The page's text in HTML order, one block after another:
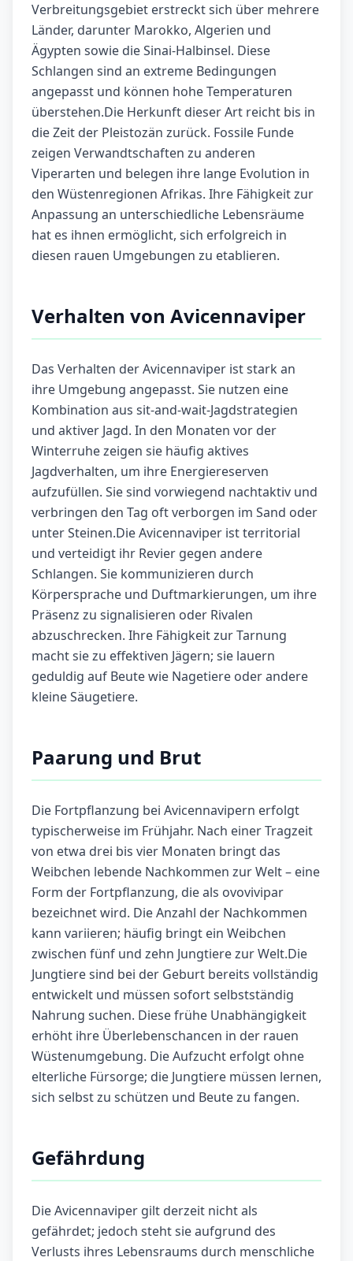
Verbreitungsgebiet erstreckt sich über mehrere
Länder, darunter Marokko, Algerien und
Ägypten sowie die Sinai-Halbinsel. Diese
Schlangen sind an extreme Bedingungen
angepasst und können hohe Temperaturen
überstehen.Die Herkunft dieser Art reicht bis in
die Zeit der Pleistozän zurück. Fossile Funde
zeigen Verwandtschaften zu anderen
Viperarten und belegen ihre lange Evolution in
den Wüstenregionen Afrikas. Ihre Fähigkeit zur
Anpassung an unterschiedliche Lebensräume
hat es ihnen ermöglicht, sich erfolgreich in
diesen rauen Umgebungen zu etablieren.
Verhalten von Avicennaviper
Das Verhalten der Avicennaviper ist stark an
ihre Umgebung angepasst. Sie nutzen eine
Kombination aus sit-and-wait-Jagdstrategien
und aktiver Jagd. In den Monaten vor der
Winterruhe zeigen sie häufig aktives
Jagdverhalten, um ihre Energiereserven
aufzufüllen. Sie sind vorwiegend nachtaktiv und
verbringen den Tag oft verborgen im Sand oder
unter Steinen.Die Avicennaviper ist territorial
und verteidigt ihr Revier gegen andere
Schlangen. Sie kommunizieren durch
Körpersprache und Duftmarkierungen, um ihre
Präsenz zu signalisieren oder Rivalen
abzuschrecken. Ihre Fähigkeit zur Tarnung
macht sie zu effektiven Jägern; sie lauern
geduldig auf Beute wie Nagetiere oder andere
kleine Säugetiere.
Paarung und Brut
Die Fortpflanzung bei Avicennavipern erfolgt
typischerweise im Frühjahr. Nach einer Tragzeit
von etwa drei bis vier Monaten bringt das
Weibchen lebende Nachkommen zur Welt – eine
Form der Fortpflanzung, die als ovovivipar
bezeichnet wird. Die Anzahl der Nachkommen
kann variieren; häufig bringt ein Weibchen
zwischen fünf und zehn Jungtiere zur Welt.Die
Jungtiere sind bei der Geburt bereits vollständig
entwickelt und müssen sofort selbstständig
Nahrung suchen. Diese frühe Unabhängigkeit
erhöht ihre Überlebenschancen in der rauen
Wüstenumgebung. Die Aufzucht erfolgt ohne
elterliche Fürsorge; die Jungtiere müssen lernen,
sich selbst zu schützen und Beute zu fangen.
Gefährdung
Die Avicennaviper gilt derzeit nicht als
gefährdet; jedoch steht sie aufgrund des
Verlusts ihres Lebensraums durch menschliche